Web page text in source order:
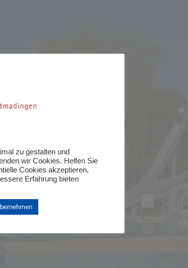
zu gestalten und
wir Cookies. Helfen Sie
Cookies akzeptieren,
Erfahrung bieten